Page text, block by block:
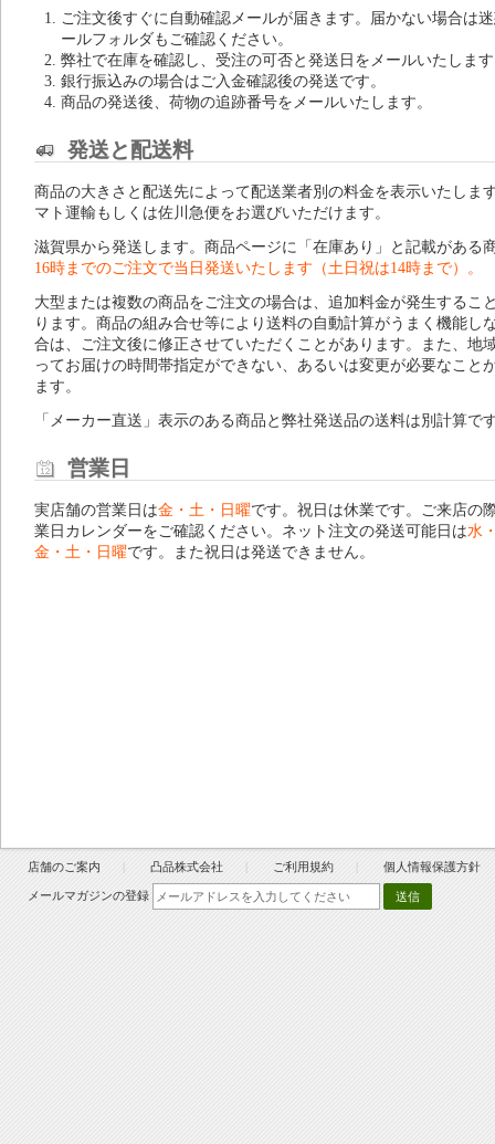
ご注文後すぐに自動確認メールが届きます。届かない場合は
ールフォルダもご確認ください。
弊社で在庫を確認し、受注の可否と発送日をメールいたしま
銀行振込みの場合はご入金確認後の発送です。
商品の発送後、荷物の追跡番号をメールいたします。
発送と配送料
商品の大きさと配送先によって配送業者別の料金を表示いたしま
マト運輸もしくは佐川急便をお選びいただけます。
滋賀県から発送します。商品ページに「在庫あり」と記載がある
16時までのご注文で当日発送いたします（土日祝は14時まで）。
大型または複数の商品をご注文の場合は、追加料金が発生するこ
ります。商品の組み合せ等により送料の自動計算がうまく機能し
合は、ご注文後に修正させていただくことがあります。また、地
ってお届けの時間帯指定ができない、あるいは変更が必要なこと
ます。
「メーカー直送」表示のある商品と弊社発送品の送料は別計算で
営業日
実店舗の営業日は金・土・日曜です。祝日は休業です。ご来店の
業日カレンダーをご確認ください。ネット注文の発送可能日は水
金・土・日曜です。また祝日は発送できません。
店舗のご案内 凸品株式会社 ご利用規約 個人情報保護方針
メールマガジンの登録 送信